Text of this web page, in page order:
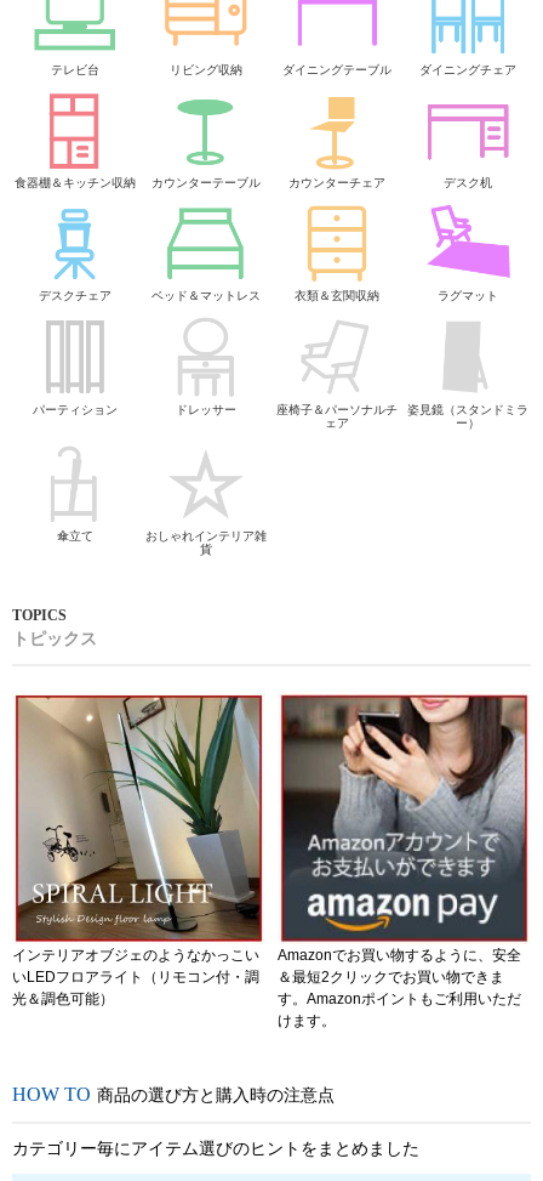
テレビ台 リビング収納 ダイニングテーブル ダイニングチェア
食器棚＆キッチン収納 カウンターテーブル カウンターチェア デスク机
デスクチェア ベッド＆マットレス 衣類＆玄関収納 ラグマット
パーティション ドレッサー
座椅子＆パーソナルチ
ェア
姿見鏡（スタンドミラ
ー）
傘立て
おしゃれインテリア雑
貨
トピックス
インテリアオブジェのようなかっこい
いLEDフロアライト（リモコン付・調
光＆調色可能）
Amazonでお買い物するように、安全
＆最短2クリックでお買い物できま
す。Amazonポイントもご利用いただ
けます。
商品の選び方と購入時の注意点
カテゴリー毎にアイテム選びのヒントをまとめました